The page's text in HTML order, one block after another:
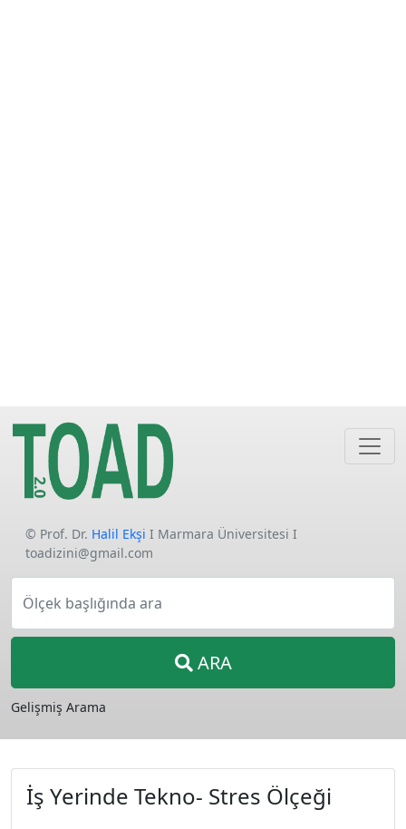
© Prof. Dr. Halil Ekşi I Marmara Üniversitesi I
toadizini@gmail.com
Ölçek başlığında ara
ARA
Gelişmiş Arama
İş Yerinde Tekno- Stres Ölçeği